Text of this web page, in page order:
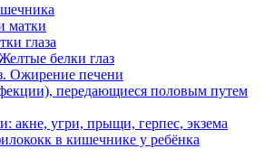
матки
глаза
белки глаз
Ожирение печени
передающиеся половым путем
акне, угри, прыщи, герпес, экзема
в кишечнике у ребёнка